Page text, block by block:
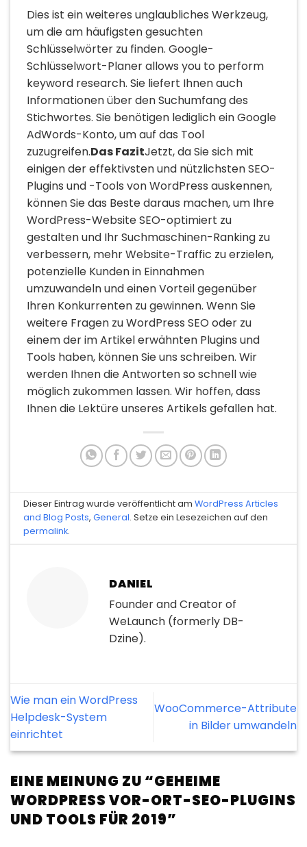
Dies ist ein weiteres unglaubliches Werkzeug,
um die am häufigsten gesuchten
Schlüsselwörter zu finden. Google-
Schlüsselwort-Planer allows you to perform
keyword research. Sie liefert Ihnen auch
Informationen über den Suchumfang des
Stichwortes. Sie benötigen lediglich ein Google
AdWords-Konto, um auf das Tool
zuzugreifen.Das FazitJetzt, da Sie sich mit
einigen der effektivsten und nützlichsten SEO-
Plugins und -Tools von WordPress auskennen,
können Sie das Beste daraus machen, um Ihre
WordPress-Website SEO-optimiert zu
gestalten und Ihr Suchmaschinen-Ranking zu
verbessern, mehr Website-Traffic zu erzielen,
potenzielle Kunden in Einnahmen
umzuwandeln und einen Vorteil gegenüber
Ihren Konkurrenten zu gewinnen. Wenn Sie
weitere Fragen zu WordPress SEO oder zu
einem der im Artikel erwähnten Plugins und
Tools haben, können Sie uns schreiben. Wir
werden Ihnen die Antworten so schnell wie
möglich zukommen lassen. Wir hoffen, dass
Ihnen die Lektüre unseres Artikels gefallen hat.
Dieser Eintrag wurde veröffentlicht amWordPress Articles
and Blog Posts,General. Setze ein Lesezeichen auf den
permalink.
DANIEL
Founder and Creator of
WeLaunch (formerly DB-
Dzine).
Wie man ein WordPress
Helpdesk-System
einrichtet
WooCommerce-Attribute
in Bilder umwandeln
EINE MEINUNG ZU “GEHEIME
WORDPRESS VOR-ORT-SEO-PLUGINS
UND TOOLS FÜR 2019”